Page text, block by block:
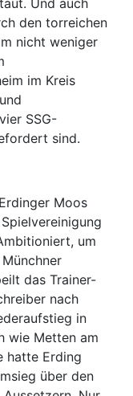
Und auch
den torreichen
nicht weniger
im Kreis
SSG-
sind.
Moos
um
das Trainer-
nach
in
wie Metten am
hatte Erding
über den